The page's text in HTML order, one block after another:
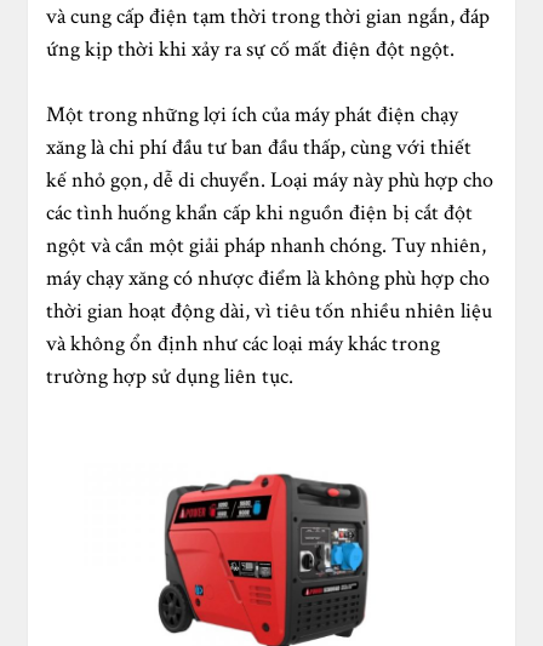
và cung cấp điện tạm thời trong thời gian ngắn, đáp
ứng kịp thời khi xảy ra sự cố mất điện đột ngột.
Một trong những lợi ích của máy phát điện chạy
xăng là chi phí đầu tư ban đầu thấp, cùng với thiết
kế nhỏ gọn, dễ di chuyển. Loại máy này phù hợp cho
các tình huống khẩn cấp khi nguồn điện bị cắt đột
ngột và cần một giải pháp nhanh chóng. Tuy nhiên,
máy chạy xăng có nhược điểm là không phù hợp cho
thời gian hoạt động dài, vì tiêu tốn nhiều nhiên liệu
và không ổn định như các loại máy khác trong
trường hợp sử dụng liên tục.